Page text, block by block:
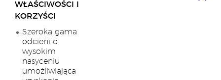
WŁAŚCIWOŚCI I
KORZYŚCI
Szeroka gama
odcieni o
wysokim
nasyceniu
umożliwiająca